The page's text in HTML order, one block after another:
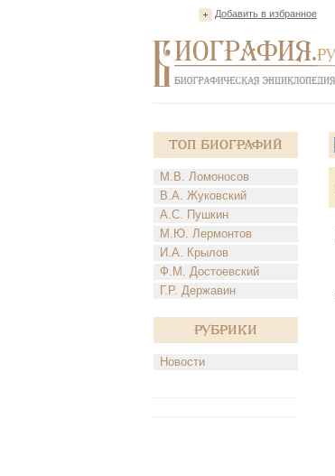
Добавить в избранное
Топ Биографий
М.В. Ломоносов
В.А. Жуковский
А.С. Пушкин
М.Ю. Лермонтов
И.А. Крылов
Ф.М. Достоевский
Г.Р. Державин
Рубрики
Новости